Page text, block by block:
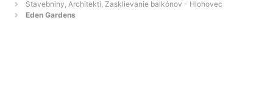
Stavebniny, Architekti, Zasklievanie balkónov - Hlohovec
Eden Gardens